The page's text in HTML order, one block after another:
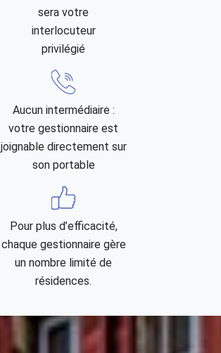
sera votre
interlocuteur
privilégié
Aucun intermédiaire :
votre gestionnaire est
joignable directement sur
son portable
Pour plus d’efficacité,
chaque gestionnaire gère
un nombre limité de
résidences.